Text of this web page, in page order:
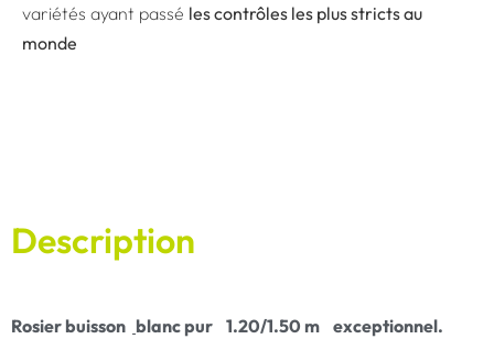
variétés ayant passé les contrôles les plus stricts au
monde
Description
Rosierbuisson blanc pur 1.20/1.50 m exceptionnel.